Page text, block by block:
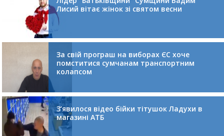
Лисий вітає жінок зі святом весни
За свій програш на виборах ЄС хоче
помститися сумчанам транспортним
колапсом
З’явилося відео бійки тітушок Ладухи в
магазині АТБ